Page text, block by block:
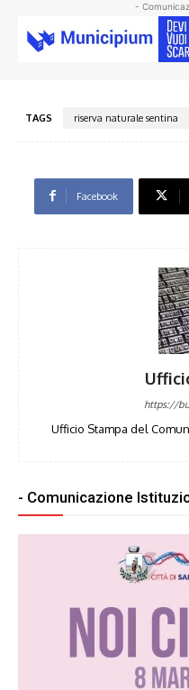
-
TAGS riserva naturale sentina
Facebook
https://
Ufficio Stampa del
- Comunicazione